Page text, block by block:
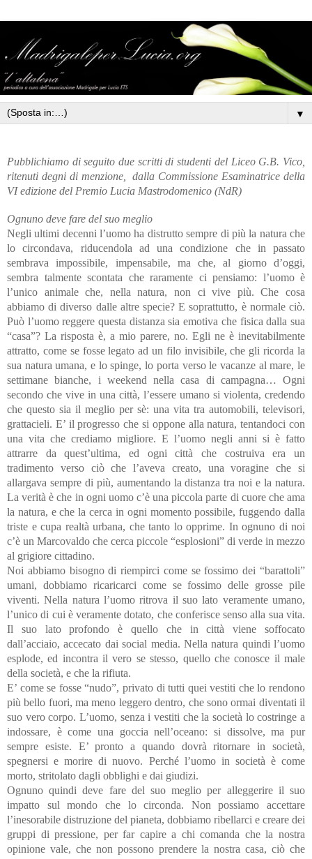
▼
Pubblichiamo di seguito due scritti di studenti del Liceo G.B. Vico,
ritenuti degni di menzione, dalla Commissione Esaminatrice della
VI edizione del Premio Lucia Mastrodomenico (NdR)
Ognuno deve fare del suo meglio
Negli ultimi decenni l’uomo ha distrutto sempre di più la natura che
lo circondava, riducendola ad una condizione che in passato
sembrava impossibile, impensabile, ma che, al giorno d’oggi,
sembra talmente scontata che raramente ci pensiamo: l’uomo è
l’unico animale che, nella natura, non ci vive più. Che cosa
abbiamo di diverso dalle altre specie? E soprattutto, è normale ciò.
Può l’uomo reggere questa distanza sia emotiva che fisica dalla sua
“casa”? La risposta è, a mio parere, no. Egli ne è inevitabilmente
attratto, come se fosse legato ad un filo invisibile, che gli ricorda la
sua natura umana, e lo spinge, lo porta verso le vacanze al mare, le
settimane bianche, i weekend nella casa di campagna… Ogni
secondo che vive in una città, l’essere umano si violenta, credendo
che questo sia il meglio per sè: una vita tra automobili, televisori,
grattacieli. E’ il progresso che si oppone alla natura, tentandoci con
una vita che crediamo migliore. E l’uomo negli anni si è fatto
attrarre da quest’ultima, ed ogni città che costruiva era un
tradimento verso ciò che l’aveva creato, una voragine che si
allargava sempre di più, aumentando la distanza tra noi e la natura.
La verità è che in ogni uomo c’è una piccola parte di cuore che ama
la natura, e che la cerca in ogni momento possibile, fuggendo dalla
triste e cupa realtà urbana, che tanto lo opprime. In ognuno di noi
c’è un Marcovaldo che cerca piccole “esplosioni” di verde in mezzo
al grigiore cittadino.
Noi abbiamo bisogno di riempirci come se fossimo dei “barattoli”
umani, dobbiamo ricaricarci come se fossimo delle grosse pile
viventi. Nella natura l’uomo ritrova il suo lato veramente umano,
l’unico di cui è veramente dotato, che conferisce senso alla sua vita.
Il suo lato profondo è quello che in città viene soffocato
dall’acciaio, accecato dai social media. Nella natura quindi l’uomo
esplode, ed incontra il vero se stesso, quello che conosce il male
della società, e che la rifiuta.
E’ come se fosse “nudo”, privato di tutti quei vestiti che lo rendono
più bello fuori, ma meno leggero dentro, che sono ormai diventati il
suo vero corpo. L’uomo, senza i vestiti che la società lo costringe a
indossare, è come una goccia nell’oceano: si dissolve, ma pur
sempre esiste. E’ pronto a quando dovrà ritornare in società,
spegnersi e morire di nuovo. Perché l’uomo in società è come
morto, stritolato dagli obblighi e dai giudizi.
Ognuno quindi deve fare del suo meglio per alleggerire il suo
impatto sul mondo che lo circonda. Non possiamo accettare
l’inesorabile distruzione del pianeta, dobbiamo ribellarci e creare dei
gruppi di pressione, per far capire a chi comanda che la nostra
opinione vale, che non possono prendere la nostra casa, ciò che